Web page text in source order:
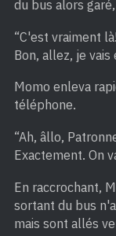
du bus alors
“C'est vraiment
Bon, allez, je
Momo enleva
téléphone.
“Ah, âllo,
Exactement. On
En raccrochant,
sortant du bus
mais sont allés